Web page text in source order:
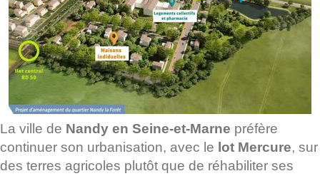
La ville de Nandy en Seine-et-Marne préfère
continuer son urbanisation, avec le lot Mercure, sur
des terres agricoles plutôt que de réhabiliter ses